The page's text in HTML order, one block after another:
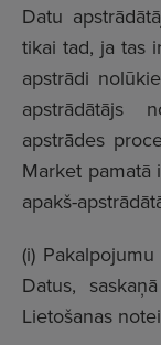
Datu
tikai tad, ja tas
apstrādi
apstrādātājs
apstrādes
Market pamatā
apakš-
(i)
Datus,
Lietošanas